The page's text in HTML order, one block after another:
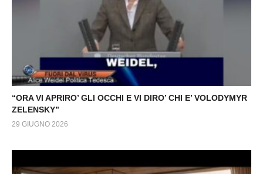
“ORA VI APRIRO’ GLI OCCHI E VI DIRO’ CHI E’ VOLODYMYR
ZELENSKY”
29 GIUGNO 2026